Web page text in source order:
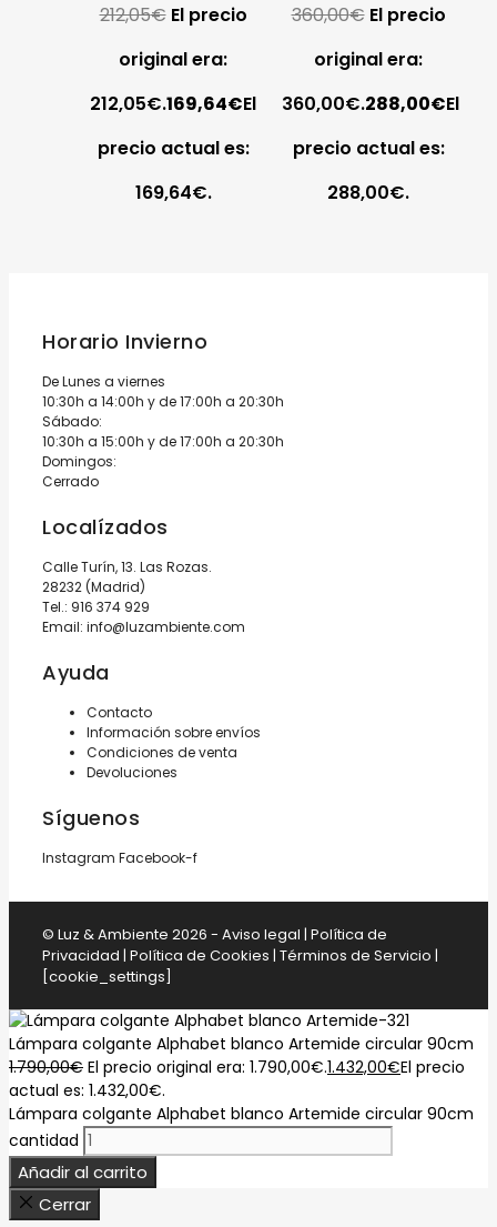
212,05€ El precio
original era:
212,05€.169,64€El
precio actual es:
169,64€.
360,00€ El precio
original era:
360,00€.288,00€El
precio actual es:
288,00€.
Horario Invierno
De Lunes a viernes
10:30h a 14:00h y de 17:00h a 20:30h
Sábado:
10:30h a 15:00h y de 17:00h a 20:30h
Domingos:
Cerrado
Localízados
Calle Turín, 13. Las Rozas.
28232 (Madrid)
Tel.: 916 374 929
Email: info@luzambiente.com
Ayuda
Contacto
Información sobre envíos
Condiciones de venta
Devoluciones
Síguenos
Instagram Facebook-f
© Luz & Ambiente 2026 - Aviso legal | Política de
Privacidad | Política de Cookies | Términos de Servicio |
[cookie_settings]
Lámpara colgante Alphabet blanco Artemide circular 90cm
1.790,00€ El precio original era: 1.790,00€.1.432,00€El precio
actual es: 1.432,00€.
Lámpara colgante Alphabet blanco Artemide circular 90cm
cantidad
Añadir al carrito
Cerrar